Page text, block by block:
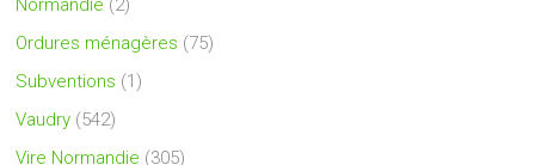
Normandie (2)
Ordures ménagères (75)
Subventions (1)
Vaudry (542)
Vire Normandie (305)